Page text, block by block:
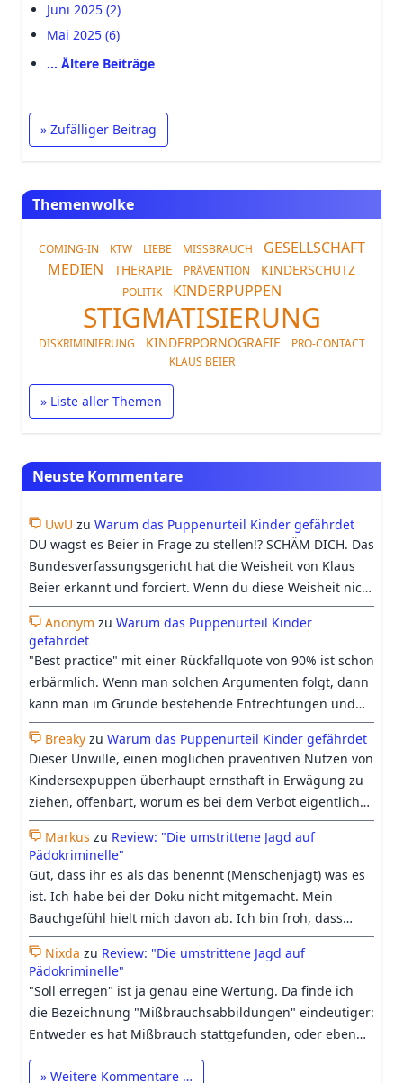
Juni 2025 (2)
Mai 2025 (6)
… Ältere Beiträge
» Zufälliger Beitrag
Themenwolke
COMING-IN KTW LIEBE MISSBRAUCH
GESELLSCHAFT
MEDIEN
THERAPIE PRÄVENTION KINDERSCHUTZ
POLITIK KINDERPUPPEN
STIGMATISIERUNG
DISKRIMINIERUNG KINDERPORNOGRAFIE
PRO-CONTACT
KLAUS BEIER
» Liste aller Themen
Neuste Kommentare
UwU zu Warum das Puppenurteil Kinder gefährdet
DU wagst es Beier in Frage zu stellen!? SCHÄM DICH. Das
Bundesverfassungsgericht hat die Weisheit von Klaus
Beier erkannt und forciert. Wenn du diese Weisheit nicht
erkennst, dann leidest du eindeutig unter einer
Wahrnehmungsverzerrung, so dass ich sämtliche deiner
Argumente entkräften und ignorieren kann. Eine 90%
Rückfallquote ist besser als 100% und die "Abstinence-
Only" Therapie hat zusätlich den Vorteil das die
Gesellschaft ihre sadistischen Bedürfnisse ausleben darf
indem menschliche Grundbedürfnisse pauschal
verwehrt werden. Es geht nichts über KTW und die
ewige Enthaltung. Man stelle sich nur einmal vor was
ohne Beier los wäre in Deutschland. Gott segne unseren
heiligen Klaus Beier und möge er viele Gelder für sein
Projekt erhalten.
Anonym zu Warum das Puppenurteil Kinder
gefährdet
"Best practice" mit einer Rückfallquote von 90% ist schon
erbärmlich. Wenn man solchen Argumenten folgt, dann
kann man im Grunde bestehende Entrechtungen und
Diskriminierungen auf Ewig erhalten, weil man es ja
schon immer so gemacht hat. Jämmerliches und feiges
Urteil. Die Wissenschaft ist stetig im Wandel und wenn
man etwas mit 90% Rückfallquote nicht einmal in Frage
stellen darf, dann gute Nacht.
Breaky zu Warum das Puppenurteil Kinder gefährdet
Dieser Unwille, einen möglichen präventiven Nutzen von
Kindersexpuppen überhaupt ernsthaft in Erwägung zu
ziehen, offenbart, worum es bei dem Verbot eigentlich
geht: nicht um den Schutz von Kindern, sondern um den
Schutz der Gefühle der erwachsenen gesellschaftlichen
Mehrheit, sich mit unangenehmen Vorstellungen wie
einer therapeutischen Nutzung von Kindersexpuppen
auseinandersetzen zu müssen, die bei ihnen Ekel und
Abscheu erzeugt. Auf den Punkt gebracht. Das
Puppenverbot ist nur eines von vielen Beispielen, in
denen bloßer Moralschutz als Kinderschutz bezeichnet
wird. Gerade die Einstellung, dass Kinderschutz
allerhöchste Priorität haben muss, verbietet eigentlich
diesen Moralschutz. Wer Kinder wirklich vor
sexualisierter Gewalt schützen will, der muss auch
Markus zu Review: "Die umstrittene Jagd auf
Pädokriminelle"
Gut, dass ihr es als das benennt (Menschenjagt) was es
ist. Ich habe bei der Doku nicht mitgemacht. Mein
Bauchgefühl hielt mich davon ab. Ich bin froh, dass
Georgs Differenzierung trotzdem etwas Raum in der
Doku bekommen hat.
Nixda zu Review: "Die umstrittene Jagd auf
Pädokriminelle"
"Soll erregen" ist ja genau eine Wertung. Da finde ich
die Bezeichnung "Mißbrauchsabbildungen" eindeutiger:
Entweder es hat Mißbrauch stattgefunden, oder eben
nicht. Beim heutigen Verständnis vom Begriff
"Kinderpornographie", geht es längst nicht mehr nur
» Weitere Kommentare …